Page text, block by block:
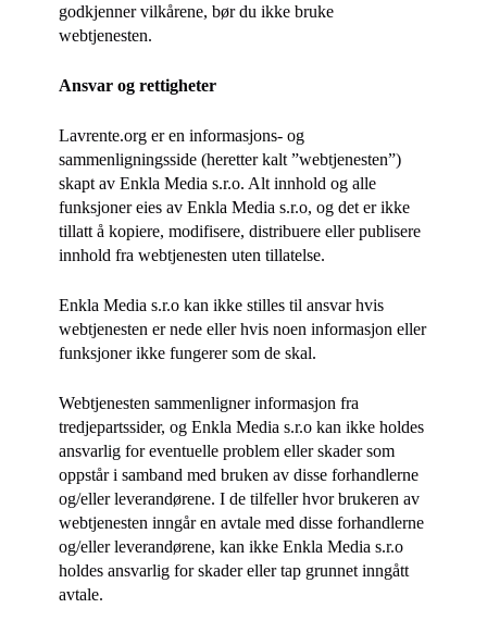
godkjenner vilkårene, bør du ikke bruke
webtjenesten.
Ansvar og rettigheter
Lavrente.org er en informasjons- og
sammenligningsside (heretter kalt ”webtjenesten”)
skapt av Enkla Media s.r.o. Alt innhold og alle
funksjoner eies av Enkla Media s.r.o, og det er ikke
tillatt å kopiere, modifisere, distribuere eller publisere
innhold fra webtjenesten uten tillatelse.
Enkla Media s.r.o kan ikke stilles til ansvar hvis
webtjenesten er nede eller hvis noen informasjon eller
funksjoner ikke fungerer som de skal.
Webtjenesten sammenligner informasjon fra
tredjepartssider, og Enkla Media s.r.o kan ikke holdes
ansvarlig for eventuelle problem eller skader som
oppstår i samband med bruken av disse forhandlerne
og/eller leverandørene. I de tilfeller hvor brukeren av
webtjenesten inngår en avtale med disse forhandlerne
og/eller leverandørene, kan ikke Enkla Media s.r.o
holdes ansvarlig for skader eller tap grunnet inngått
avtale.